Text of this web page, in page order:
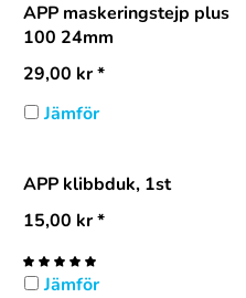
APP maskeringstejp plus
100 24mm
29,00 kr*
Jämför
APP klibbduk, 1st
15,00 kr*
Jämför